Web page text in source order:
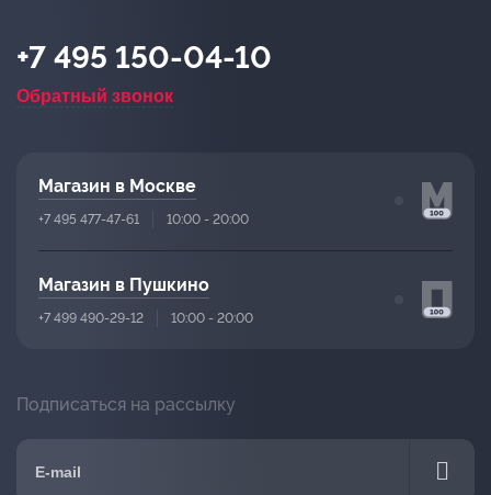
+7 495 150-04-10
Обратный звонок
Магазин в Москве
+7 495 477-47-61 10:00 - 20:00
Магазин в Пушкино
+7 499 490-29-12 10:00 - 20:00
Подписаться на рассылку